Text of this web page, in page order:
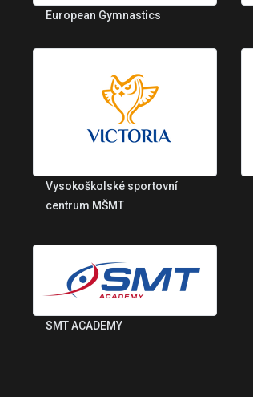
European Gymnastics
Vysokoškolské sportovní
centrum MŠMT
SMT ACADEMY